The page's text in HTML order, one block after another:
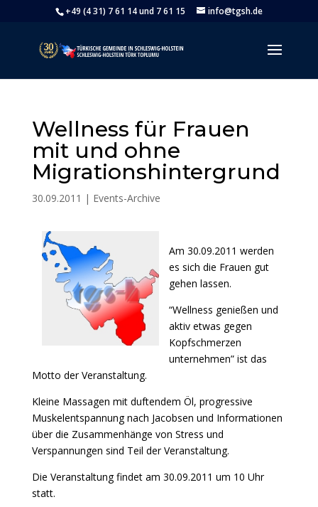
+49 (4 31) 7 61 14 und 7 61 15 info@tgsh.de
Wellness für Frauen
mit und ohne
Migrationshintergrund
30.09.2011 | Events-Archive
Am 30.09.2011 werden
es sich die Frauen gut
gehen lassen.
“Wellness genießen und
aktiv etwas gegen
Kopfschmerzen
unternehmen” ist das
Motto der Veranstaltung.
Kleine Massagen mit duftendem Öl, progressive
Muskelentspannung nach Jacobsen und Informationen
über die Zusammenhänge von Stress und
Verspannungen sind Teil der Veranstaltung.
Die Veranstaltung findet am 30.09.2011 um 10 Uhr
statt.